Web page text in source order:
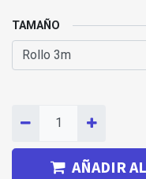
TAMAÑO
AÑADIR